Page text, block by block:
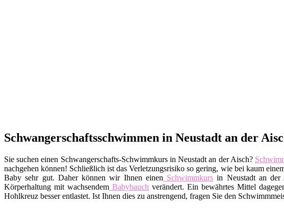
Schwangerschaftsschwimmen in Neustadt an der
Sie suchen einen Schwangerschafts-Schwimmkurs in Neustadt an der Aisch?
nachgehen können! Schließlich ist das Verletzungsrisiko so gering, wie bei kaum
Baby sehr gut. Daher können wir Ihnen einen Schwimmkurs in Neustadt an der
Körperhaltung mit wachsendem Babybauch verändert. Ein bewährtes Mittel
Hohlkreuz besser entlastet. Ist Ihnen dies zu anstrengend, fragen Sie den